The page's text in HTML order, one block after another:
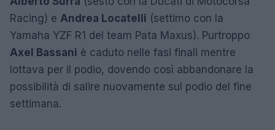
Racing) e Andrea Locatelli (settimo con la
Yamaha YZF R1 del team Pata Maxus). Purtroppo
Axel Bassani è caduto nelle fasi finali mentre
lottava per il podio, dovendo così abbandonare la
possibilità di salire nuovamente sul podio del fine
settimana.